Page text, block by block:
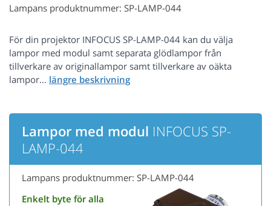
Lampans produktnummer: SP-LAMP-044
För din projektor INFOCUS SP-LAMP-044 kan du välja
lampor med modul samt separata glödlampor från
tillverkare av originallampor samt tillverkare av oäkta
lampor...
Lampor med modul INFOCUS SP-
LAMP-044
Lampans produktnummer: SP-LAMP-044
Enkelt byte för alla